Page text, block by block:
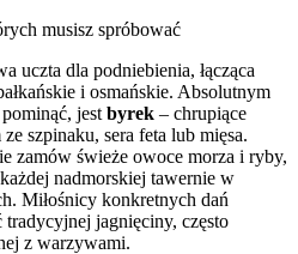
musisz spróbować
uczta dla podniebienia, łącząca
i osmańskie. Absolutnym
jest byrek – chrupiące
szpinaku, sera feta lub mięsa.
zamów świeże owoce morza i ryby,
nadmorskiej tawernie w
Miłośnicy konkretnych dań
jagnięciny, często
z warzywami.